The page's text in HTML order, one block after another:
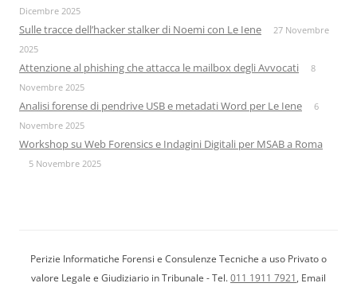
Dicembre 2025
Sulle tracce dell’hacker stalker di Noemi con Le Iene
27 Novembre
2025
Attenzione al phishing che attacca le mailbox degli Avvocati
8
Novembre 2025
Analisi forense di pendrive USB e metadati Word per Le Iene
6
Novembre 2025
Workshop su Web Forensics e Indagini Digitali per MSAB a Roma
5 Novembre 2025
Perizie Informatiche Forensi e Consulenze Tecniche a uso Privato o
valore Legale e Giudiziario in Tribunale - Tel.011 1911 7921, Email